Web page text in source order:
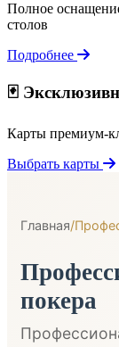
Полное
столов
Подробнее
🃏
Карты премиум-
Выбрать карты
Главная/
покера